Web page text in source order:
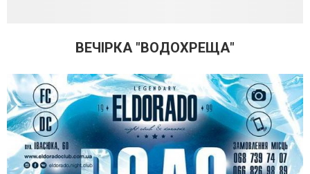
ВЕЧІРКА "ВОДОХРЕЩА"